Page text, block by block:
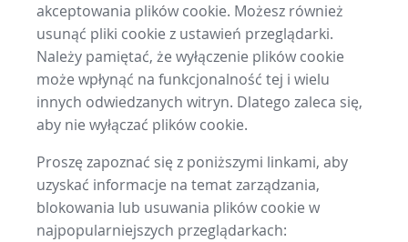
akceptowania plików cookie. Możesz również
usunąć pliki cookie z ustawień przeglądarki.
Należy pamiętać, że wyłączenie plików cookie
może wpłynąć na funkcjonalność tej i wielu
innych odwiedzanych witryn. Dlatego zaleca się,
aby nie wyłączać plików cookie.
Proszę zapoznać się z poniższymi linkami, aby
uzyskać informacje na temat zarządzania,
blokowania lub usuwania plików cookie w
najpopularniejszych przeglądarkach: